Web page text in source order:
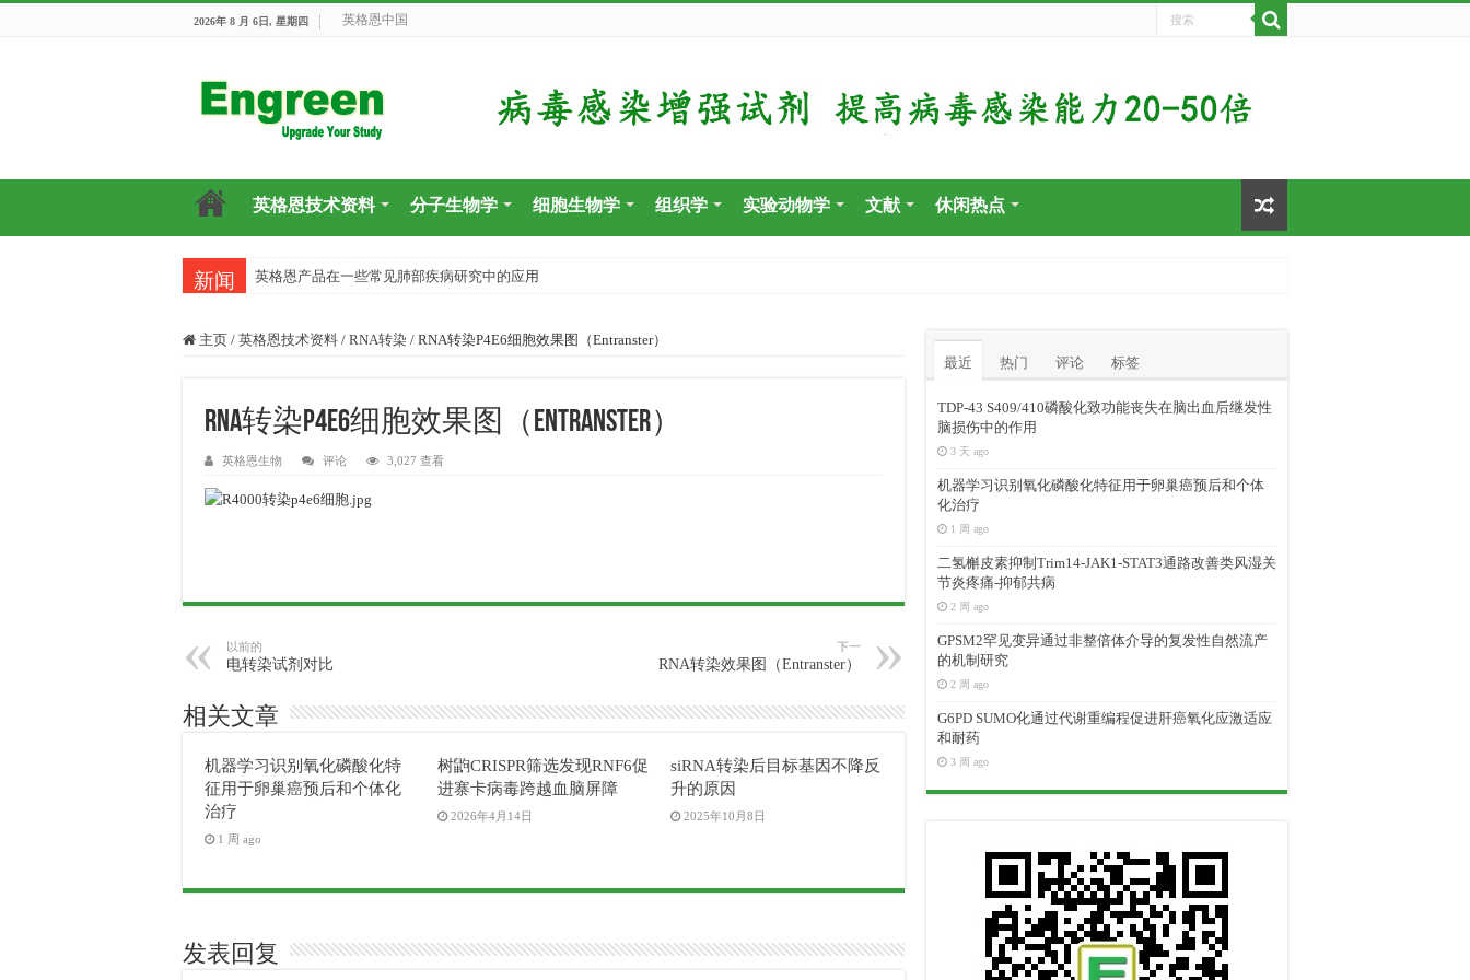
2026年 8 月 6日, 星期四 英格恩中国
英格恩技术资料 分子生物学 细胞生物学 组织学 实验动物学 文献 休闲热点
新闻 英格恩产品在一些常见肺部疾病研究中的应用
主页 / 英格恩技术资料 / RNA转染 / RNA转染P4E6细胞效果图（Entranster）
RNA转染P4E6细胞效果图（Entranster）
英格恩生物 评论 3,027 查看
以前的
电转染试剂对比
下一
RNA转染效果图（Entranster）
相关文章
机器学习识别氧化磷酸化特
征用于卵巢癌预后和个体化
治疗
1 周 ago
树鼩CRISPR筛选发现RNF6促
进寨卡病毒跨越血脑屏障
2026年4月14日
siRNA转染后目标基因不降反
升的原因
2025年10月8日
发表回复
最近 热门 评论 标签
TDP-43 S409/410磷酸化致功能丧失在脑出血后继发性
脑损伤中的作用
3 天 ago
机器学习识别氧化磷酸化特征用于卵巢癌预后和个体
化治疗
1 周 ago
二氢槲皮素抑制Trim14-JAK1-STAT3通路改善类风湿关
节炎疼痛-抑郁共病
2 周 ago
GPSM2罕见变异通过非整倍体介导的复发性自然流产
的机制研究
2 周 ago
G6PD SUMO化通过代谢重编程促进肝癌氧化应激适应
和耐药
3 周 ago